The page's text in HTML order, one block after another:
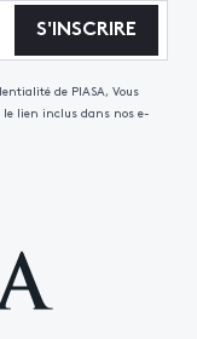
S'INSCRIRE
de PIASA, Vous
lien inclus dans nos e-